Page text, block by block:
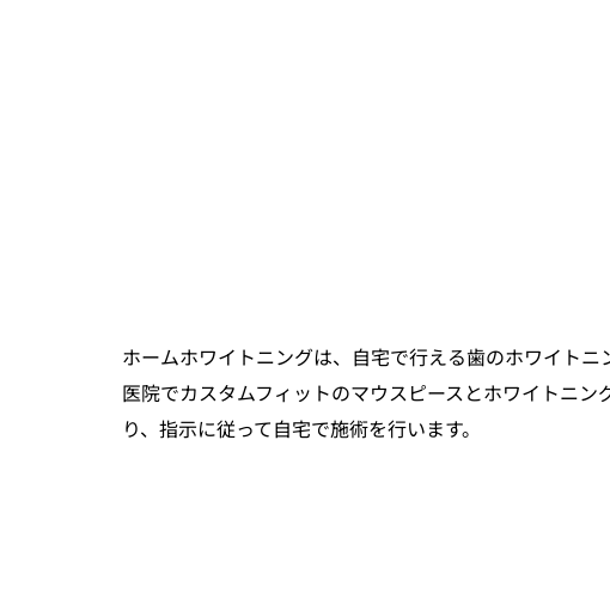
ホームホワイトニングは、自宅で行える歯のホワイトニ
医院でカスタムフィットのマウスピースとホワイトニン
り、指示に従って自宅で施術を行います。